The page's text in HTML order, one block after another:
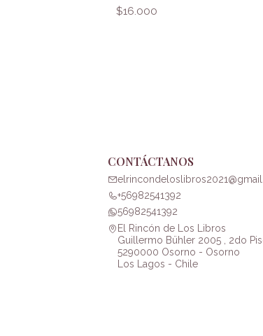
$16.000
CONTÁCTANOS
+56982541392
56982541392
El Rincón de Los Libros
Guillermo Bühler 2005 , 2do
5290000 Osorno - Osorno
Los Lagos - Chile